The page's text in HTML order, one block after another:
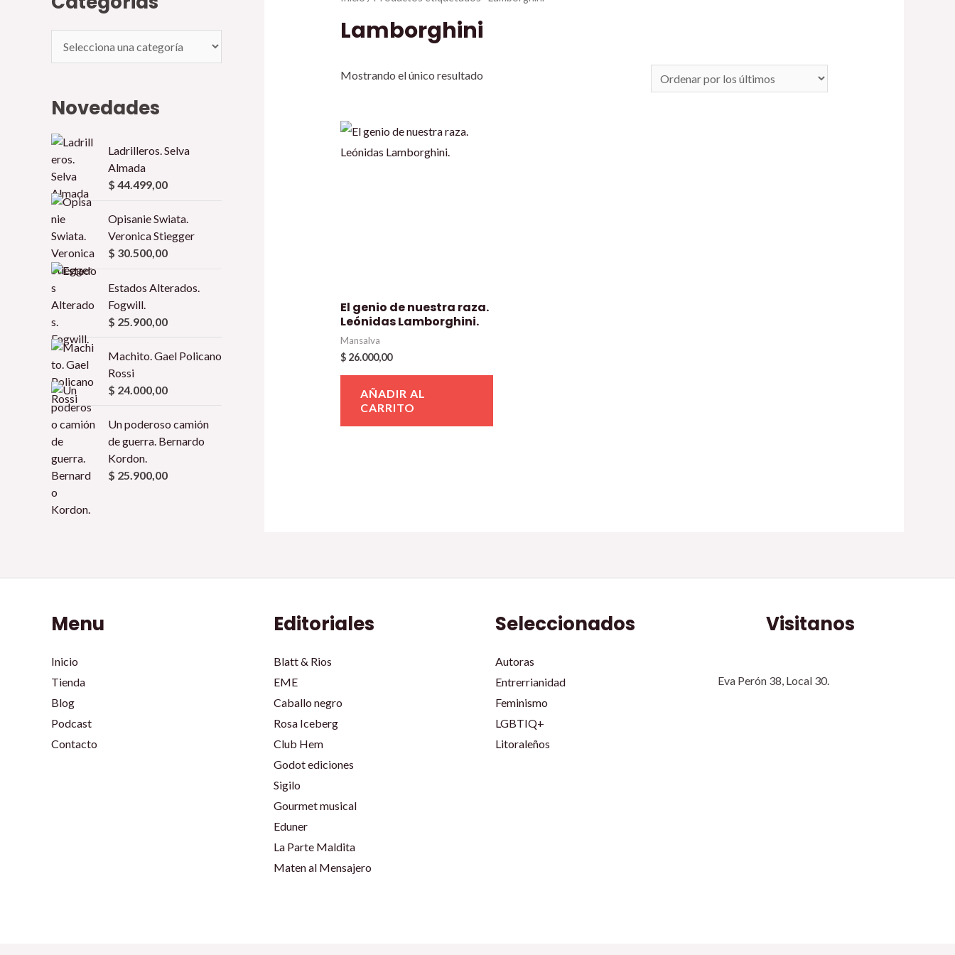
Novedades
Ladrilleros. Selva
Almada
$ 44.499,00
Opisanie Swiata.
Veronica Stiegger
$ 30.500,00
Estados Alterados.
Fogwill.
$ 25.900,00
Machito. Gael Policano
Rossi
$ 24.000,00
Un poderoso camión
de guerra. Bernardo
Kordon.
$ 25.900,00
Lamborghini
Mostrando el único resultado
El genio de nuestra raza.
Leónidas Lamborghini.
Mansalva
$26.000,00
AÑADIR AL
CARRITO
Menu
Inicio
Tienda
Blog
Podcast
Contacto
Editoriales
Blatt & Rios
EME
Caballo negro
Rosa Iceberg
Club Hem
Godot ediciones
Sigilo
Gourmet musical
Eduner
La Parte Maldita
Maten al Mensajero
Seleccionados
Autoras
Entrerrianidad
Feminismo
LGBTIQ+
Litoraleños
Visitanos
Eva Perón 38, Local 30.